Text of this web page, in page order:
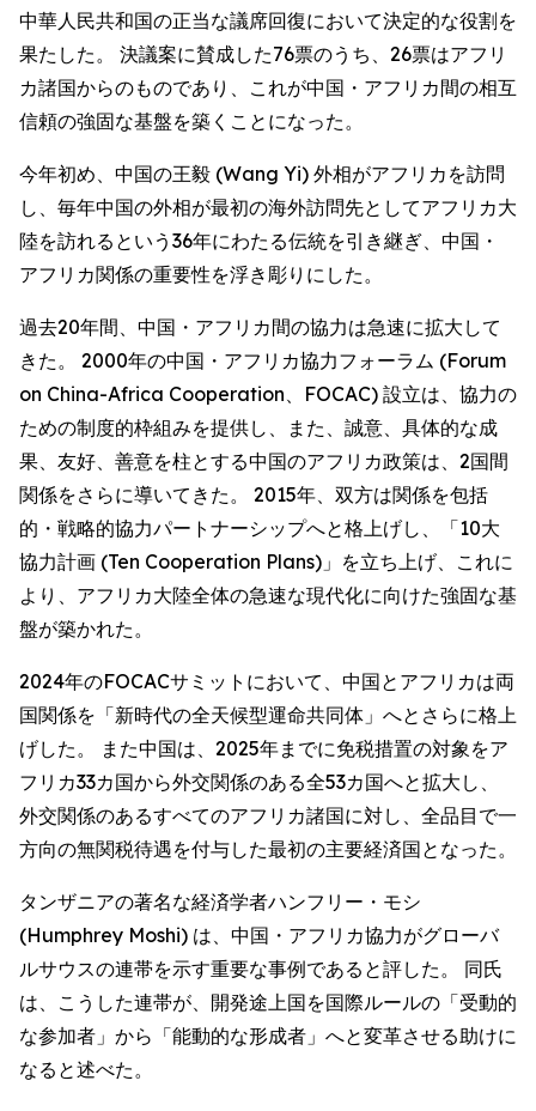
中華人民共和国の正当な議席回復において決定的な役割を
果たした。 決議案に賛成した76票のうち、26票はアフリ
カ諸国からのものであり、これが中国・アフリカ間の相互
信頼の強固な基盤を築くことになった。
今年初め、中国の王毅 (Wang Yi) 外相がアフリカを訪問
し、毎年中国の外相が最初の海外訪問先としてアフリカ大
陸を訪れるという36年にわたる伝統を引き継ぎ、中国・
アフリカ関係の重要性を浮き彫りにした。
過去20年間、中国・アフリカ間の協力は急速に拡大して
きた。 2000年の中国・アフリカ協力フォーラム (Forum
on China-Africa Cooperation、FOCAC) 設立は、協力の
ための制度的枠組みを提供し、また、誠意、具体的な成
果、友好、善意を柱とする中国のアフリカ政策は、2国間
関係をさらに導いてきた。 2015年、双方は関係を包括
的・戦略的協力パートナーシップへと格上げし、「10大
協力計画 (Ten Cooperation Plans)」を立ち上げ、これに
より、アフリカ大陸全体の急速な現代化に向けた強固な基
盤が築かれた。
2024年のFOCACサミットにおいて、中国とアフリカは両
国関係を「新時代の全天候型運命共同体」へとさらに格上
げした。 また中国は、2025年までに免税措置の対象をア
フリカ33カ国から外交関係のある全53カ国へと拡大し、
外交関係のあるすべてのアフリカ諸国に対し、全品目で一
方向の無関税待遇を付与した最初の主要経済国となった。
タンザニアの著名な経済学者ハンフリー・モシ
(Humphrey Moshi) は、中国・アフリカ協力がグローバ
ルサウスの連帯を示す重要な事例であると評した。 同氏
は、こうした連帯が、開発途上国を国際ルールの「受動的
な参加者」から「能動的な形成者」へと変革させる助けに
なると述べた。